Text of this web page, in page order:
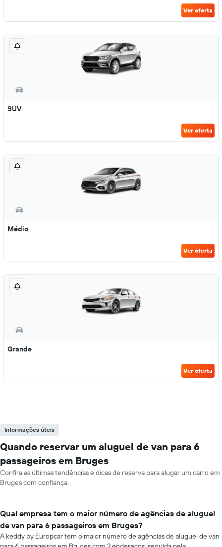
Ver oferta
SUV
Ver oferta
Médio
Ver oferta
Grande
Ver oferta
Informações úteis
Quando reservar um aluguel de van para 6
passageiros em Bruges
Confira as últimas tendências e dicas de reserva para alugar um carro em
Bruges com confiança.
Qual empresa tem o maior número de agências de aluguel
de van para 6 passageiros em Bruges?
A keddy by Europcar tem o maior número de agências de aluguel de van